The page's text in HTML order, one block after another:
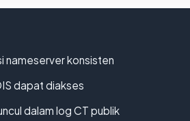
nameserver konsisten
dapat diakses
dalam log CT publik